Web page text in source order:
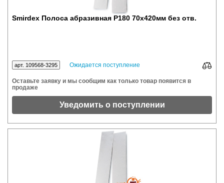
Smirdex Полоса абразивная P180 70x420мм без отв.
арт. 109568-3295 Ожидается поступление
Оставьте заявку и мы сообщим как только товар появится в
продаже
Уведомить о поступлении